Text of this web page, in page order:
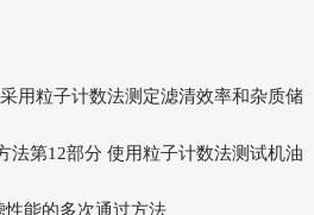
用粒子计数法测定滤清效率和杂质储
第12部分 使用粒子计数法测试机油
能的多次通过方法